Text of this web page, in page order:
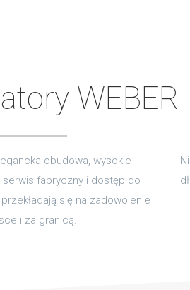
WEBER
obudowa, wysokie
serwis fabryczny i dostęp do
się na zadowolenie
i za granicą.